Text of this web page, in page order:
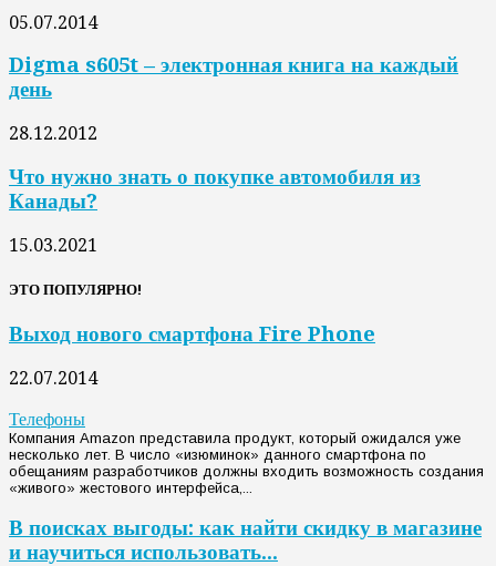
05.07.2014
Digma s605t – электронная книга на каждый
день
28.12.2012
Что нужно знать о покупке автомобиля из
Канады?
15.03.2021
ЭТО ПОПУЛЯРНО!
Выход нового смартфона Fire Phone
22.07.2014
Телефоны
Компания Amazon представила продукт, который ожидался уже
несколько лет. В число «изюминок» данного смартфона по
обещаниям разработчиков должны входить возможность создания
«живого» жестового интерфейса,...
В поисках выгоды: как найти скидку в магазине
и научиться использовать...